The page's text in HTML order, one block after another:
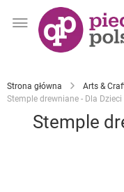
Strona główna Arts &
Stemple drewniane - Dla Dzieci
Stemple